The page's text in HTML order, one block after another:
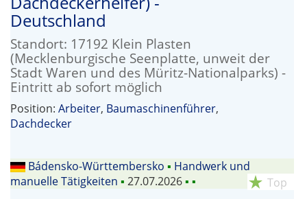
Deutschland
Standort: 17192 Klein Plasten
(Mecklenburgische Seenplatte, unweit der
Stadt Waren und des Müritz-Nationalparks) -
Eintritt ab sofort möglich
Position: Arbeiter, Baumaschinenführer,
Dachdecker
Bádensko-Württembersko ▪ Handwerk und
manuelle Tätigkeiten ▪ 27.07.2026▪ ▪ star_rate Top